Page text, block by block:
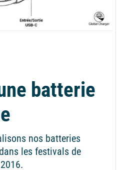
batterie
nos batteries
les festivals de